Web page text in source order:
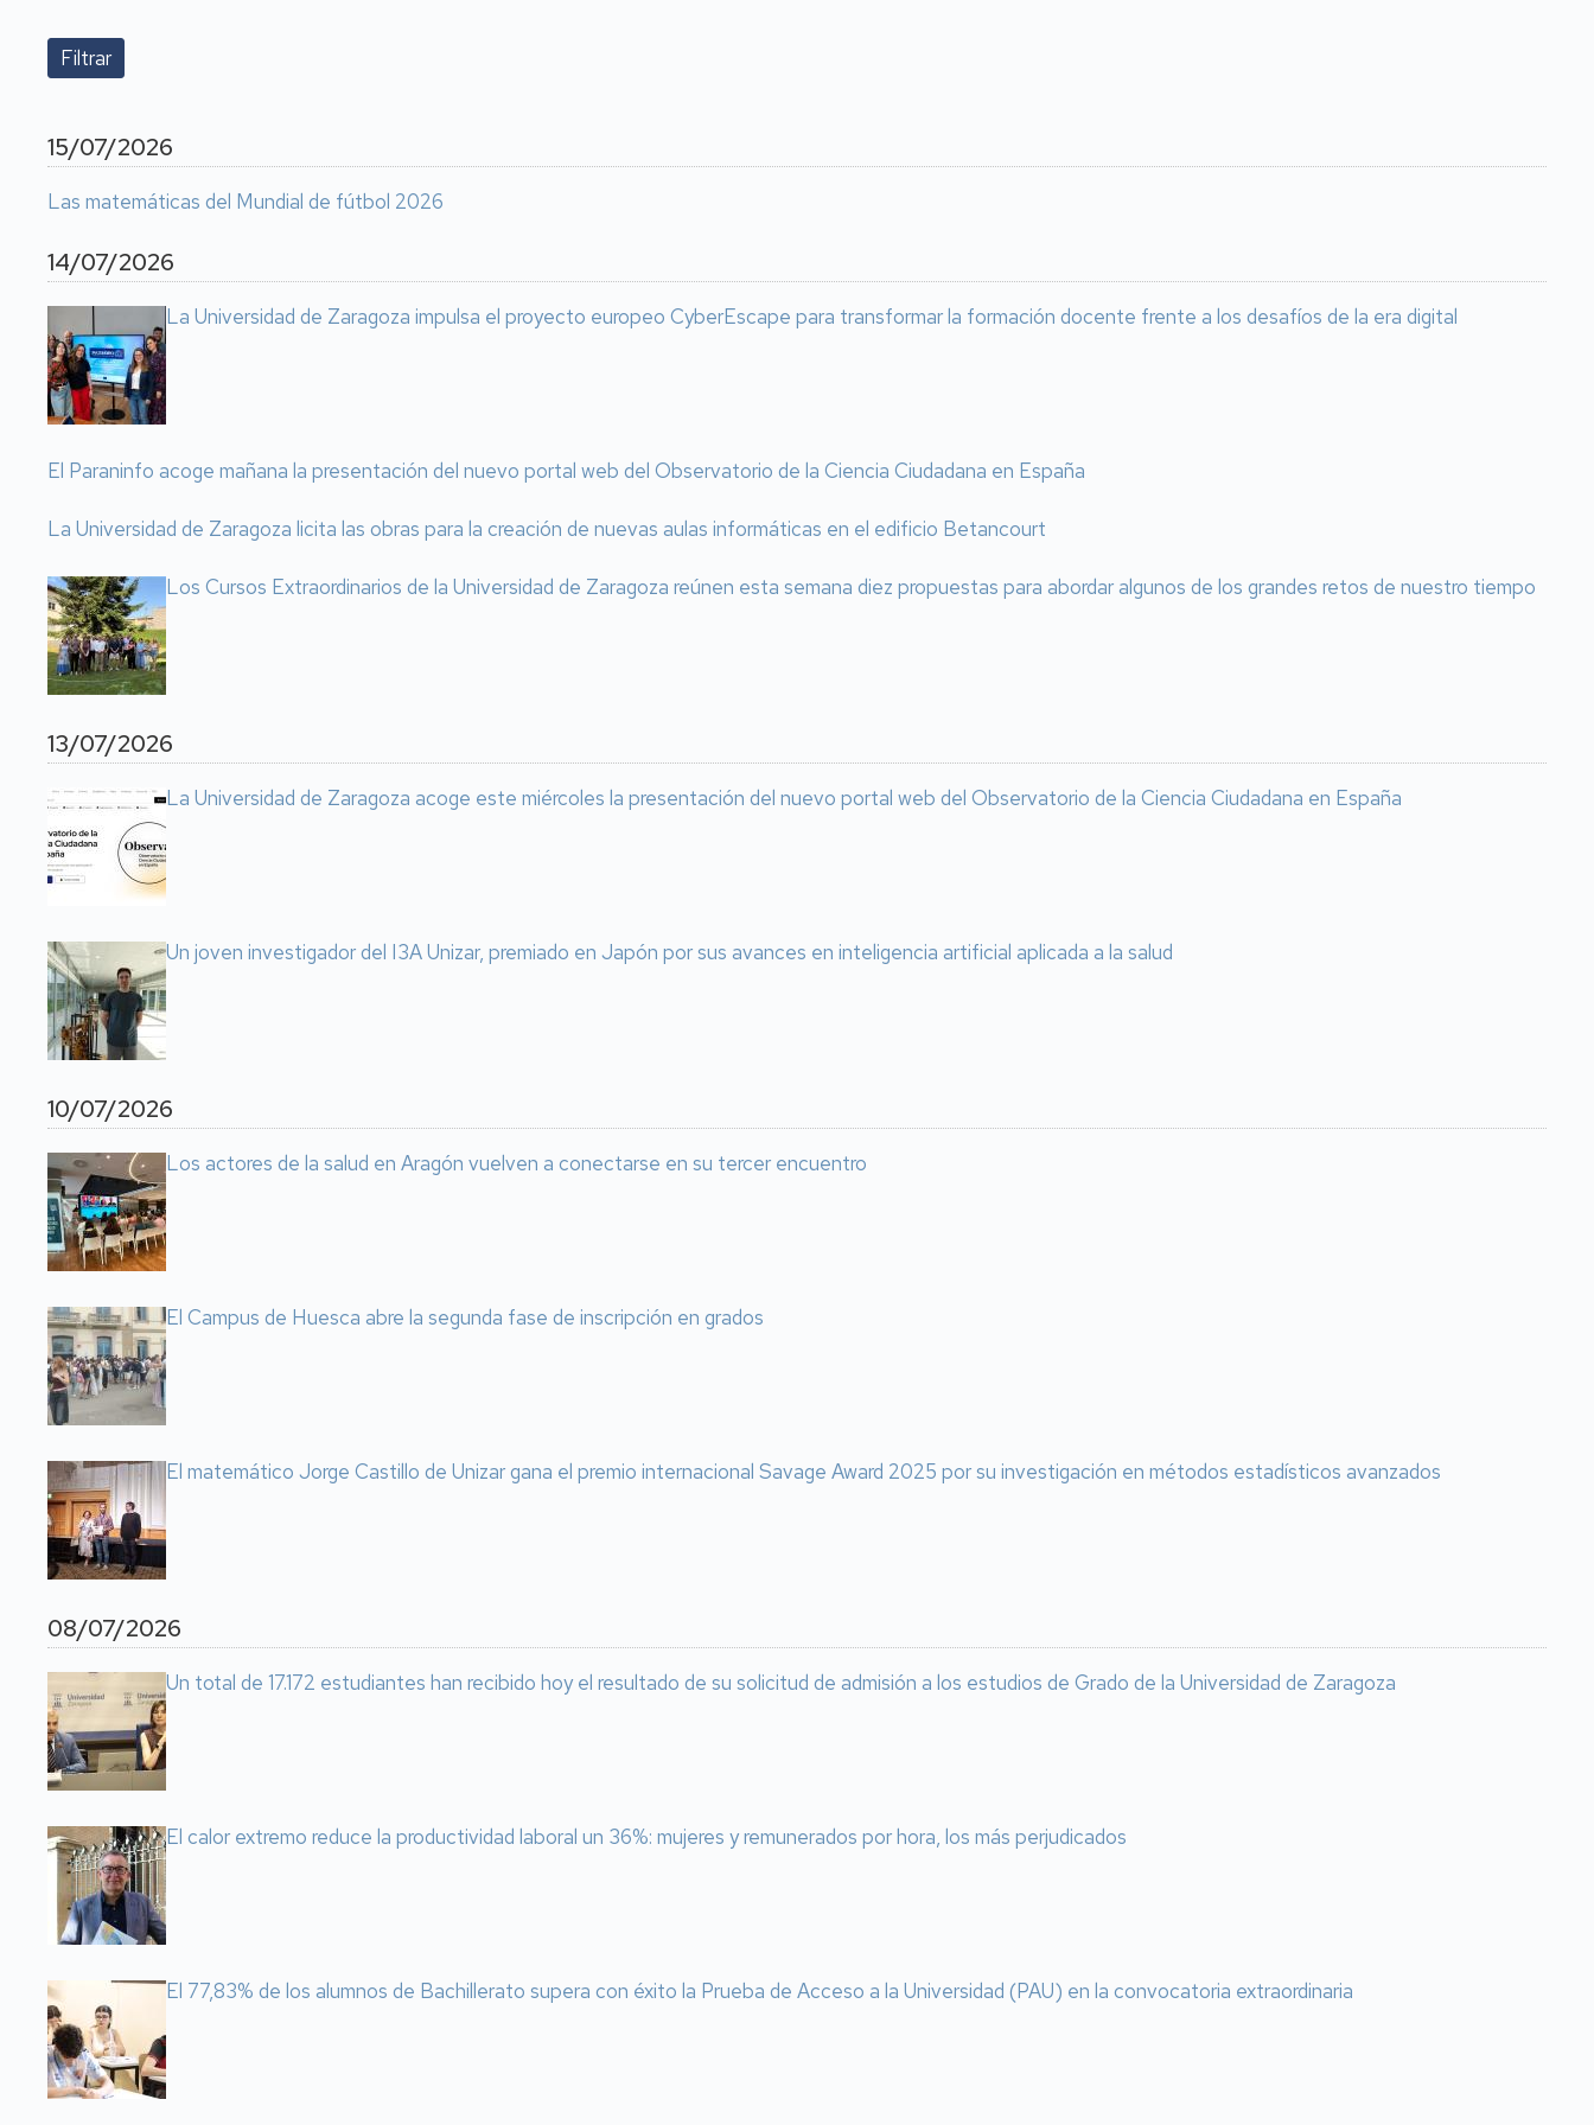
15/07/2026
Las matemáticas del Mundial de fútbol 2026
14/07/2026
La Universidad de Zaragoza impulsa el proyecto europeo CyberEscape para transformar la formación docente frente a los desafíos de la era digital
El Paraninfo acoge mañana la presentación del nuevo portal web del Observatorio de la Ciencia Ciudadana en España
La Universidad de Zaragoza licita las obras para la creación de nuevas aulas informáticas en el edificio Betancourt
Los Cursos Extraordinarios de la Universidad de Zaragoza reúnen esta semana diez propuestas para abordar algunos de los grandes retos de nuestro tiempo
13/07/2026
La Universidad de Zaragoza acoge este miércoles la presentación del nuevo portal web del Observatorio de la Ciencia Ciudadana en España
Un joven investigador del I3A Unizar, premiado en Japón por sus avances en inteligencia artificial aplicada a la salud
10/07/2026
Los actores de la salud en Aragón vuelven a conectarse en su tercer encuentro
El Campus de Huesca abre la segunda fase de inscripción en grados
El matemático Jorge Castillo de Unizar gana el premio internacional Savage Award 2025 por su investigación en métodos estadísticos avanzados
08/07/2026
Un total de 17.172 estudiantes han recibido hoy el resultado de su solicitud de admisión a los estudios de Grado de la Universidad de Zaragoza
El calor extremo reduce la productividad laboral un 36%: mujeres y remunerados por hora, los más perjudicados
El 77,83% de los alumnos de Bachillerato supera con éxito la Prueba de Acceso a la Universidad (PAU) en la convocatoria extraordinaria